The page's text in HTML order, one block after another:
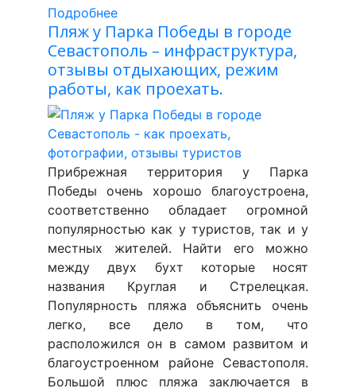
Подробнее
Пляж у Парка Победы в городе
Севастополь – инфраструктура,
отзывы отдыхающих, режим
работы, как проехать.
Прибрежная территория у Парка
Победы очень хорошо благоустроена,
соответственно обладает огромной
популярностью как у туристов, так и у
местных жителей. Найти его можно
между двух бухт которые носят
названия Круглая и Стрелецкая.
Популярность пляжа объяснить очень
легко, все дело в том, что
расположился он в самом развитом и
благоустроенном районе Севастополя.
Большой плюс пляжа заключается в